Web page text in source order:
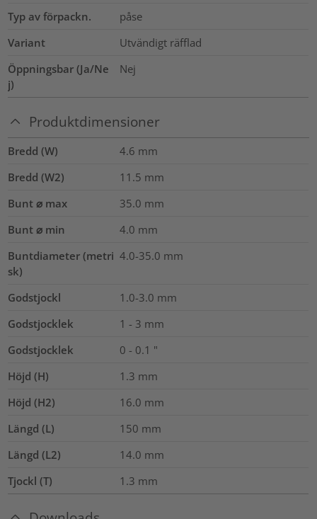
Typ av förpackn.
påse
Variant
Utvändigt räfflad
Öppningsbar (Ja/Ne
j)
Nej
Produktdimensioner
Bredd (W) 4.6 mm
Bredd (W2)
11.5 mm
Bunt ⌀ max
35.0 mm
Bunt ⌀ min
4.0 mm
Buntdiameter (metri
sk)
4.0-35.0 mm
Godstjockl 1.0-3.0 mm
Godstjocklek
1 - 3 mm
Godstjocklek
0 - 0.1 "
Höjd (H)
1.3 mm
Höjd (H2)
16.0 mm
Längd (L)
150 mm
Längd (L2)
14.0 mm
Tjockl (T)
1.3 mm